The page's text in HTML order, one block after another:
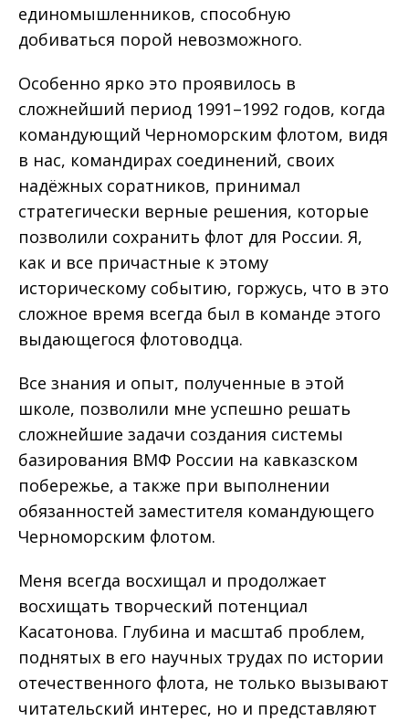
единомышленников, способную
добиваться порой невозможного.
Особенно ярко это проявилось в
сложнейший период 1991–1992 годов, когда
командующий Черноморским флотом, видя
в нас, командирах соединений, своих
надёжных соратников, принимал
стратегически верные решения, которые
позволили сохранить флот для России. Я,
как и все причастные к этому
историческому событию, горжусь, что в это
сложное время всегда был в команде этого
выдающегося флотоводца.
Все знания и опыт, полученные в этой
школе, позволили мне успешно решать
сложнейшие задачи создания системы
базирования ВМФ России на кавказском
побережье, а также при выполнении
обязанностей заместителя командующего
Черноморским флотом.
Меня всегда восхищал и продолжает
восхищать творческий потенциал
Касатонова. Глубина и масштаб проблем,
поднятых в его научных трудах по истории
отечественного флота, не только вызывают
читательский интерес, но и представляют